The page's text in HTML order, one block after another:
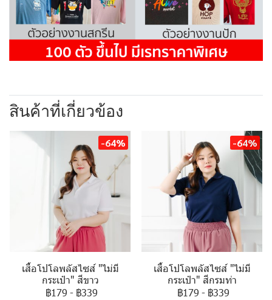
สินค้าที่เกี่ยวข้อง
-64%
เสื้อโปโลพลัสไซส์ "ไม่มี
กระเป๋า" สีขาว
฿179 - ฿339
-64%
เสื้อโปโลพลัสไซส์ "ไม่มี
กระเป๋า" สีกรมท่า
฿179 - ฿339